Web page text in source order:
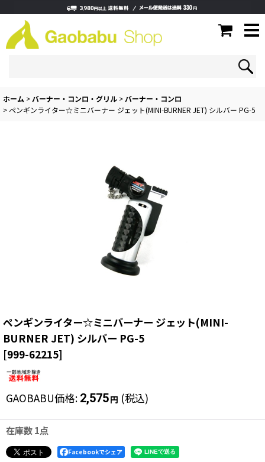
ホーム > バーナー・コンロ・グリル > バーナー・コンロ
> ペンギンライター☆ミニバーナー ジェット(MINI-BURNER JET) シルバー PG-5
ペンギンライター☆ミニバーナー ジェット(MINI-
BURNER JET) シルバー PG-5
[999-62215]
GAOBABU価格: 2,575円 (税込)
在庫数 1点
Facebookでシェア